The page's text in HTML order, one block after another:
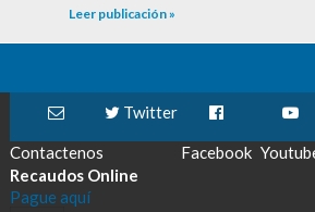
Leer publicación »
Contactenos
Twitter
Facebook
Recaudos Online
Pague aquí